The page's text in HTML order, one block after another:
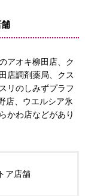
アオキ柳田店、ク
店調剤薬局、クス
リのしみずプラフ
店、ウエルシア氷
かわ店などがあり
ア店舗